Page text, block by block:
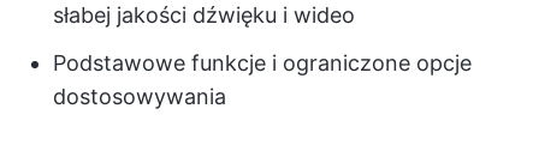
słabej jakości dźwięku i wideo
Podstawowe funkcje i ograniczone opcje
dostosowywania